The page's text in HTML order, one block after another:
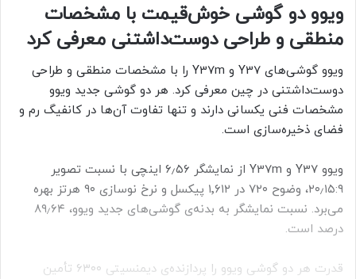
ویوو دو گوشی خوش‌قیمت با مشخصات
منطقی و طراحی دوست‌داشتنی معرفی کرد
ویوو گوشی‌های Y37 و Y37m را با مشخصات منطقی و طراحی
دوست‌داشتنی در چین معرفی کرد. هر دو گوشی جدید ویوو
مشخصات فنی یکسانی دارند و تنها تفاوت آن‌ها در کانفیگ رم و
فضای ذخیره‌سازی است.
ویوو Y37 و Y37m از نمایشگر ۶٫۵۶ اینچی با نسبت تصویر
۲۰٫۱۵:۹، وضوح ۷۲۰ در ۱٬۶۱۲ پیکسل و نرخ نوسازی ۹۰ هرتز بهره
می‌برد. نسبت نمایشگر به بدنه‌ی گوشی‌های جدید ویوو، ۸۹٫۶۴
درصد است.
قدرت هر دو گوشی ویوو را پردازنده‌ی دیمنسیتی ۶۳۰۰ تأمین